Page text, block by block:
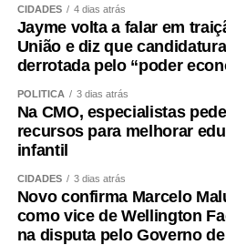
Além disso, é essencial tratar
perda muscular e o
tabagismo e obesidade visceral.
Envelhecer bem
preservar força
A obesidade sarcopênica
CIDADES 4 dias atrás
Jayme volta a falar em
União e diz que
derrotada pelo “poder
POLÍTICA 3 dias atrás
Na CMO, especialistas
recursos para melhorar
infantil
CIDADES 3 dias atrás
Novo confirma Marcelo
como vice de Wellington
na disputa pelo Governo